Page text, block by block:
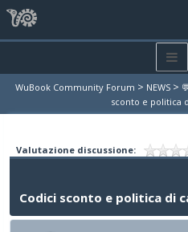
WuBook Community Forum > NEWS >
sconto e politica
Valutazione discussione:
Codici sconto e politica di